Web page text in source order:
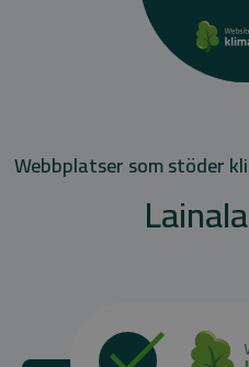
Webbplatser som stöder